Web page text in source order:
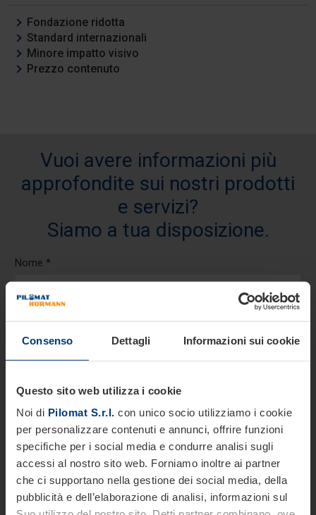
Consenso Dettagli Informazioni sui cookie
Questo sito web utilizza i cookie
Noi di Pilomat S.r.l. con unico socio utilizziamo i cookie
per personalizzare contenuti e annunci, offrire funzioni
specifiche per i social media e condurre analisi sugli
accessi al nostro sito web. Forniamo inoltre ai partner
che ci supportano nella gestione dei social media, della
pubblicità e dell’elaborazione di analisi, informazioni sul
Caratteristiche
Fondazione ridotta
Standard internazionali
Minore impatto visivo
Prezzo contenuto
Vuoi avere informazioni più
approfondite sui nostri prodotti
e servizi?
Siamo a tua disposizione.
Nome *
Cognome *
Telefono *
Email *